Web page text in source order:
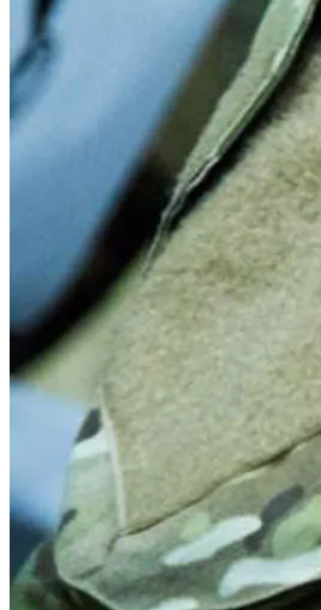
Легковушку:
Прокурор
От Осложнений
«Веном 3»
Название И